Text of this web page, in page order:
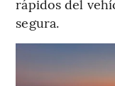
rápidos del
segura.